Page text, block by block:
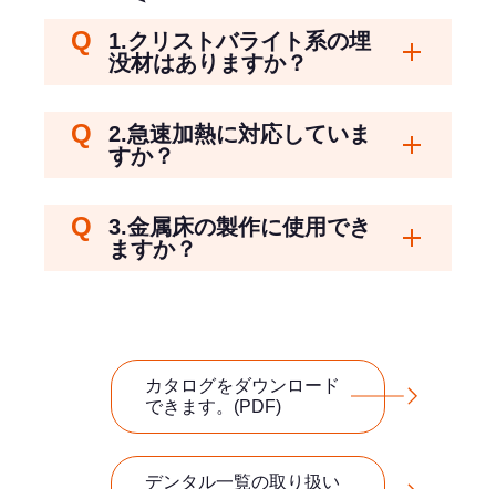
1.クリストバライト系の埋
没材はありますか？
2.急速加熱に対応していま
すか？
3.金属床の製作に使用でき
ますか？
カタログをダウンロード
できます。(PDF)
デンタル一覧の取り扱い